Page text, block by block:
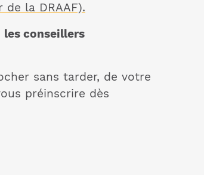
la DRAAF).
les conseillers
sans tarder, de votre
préinscrire dès